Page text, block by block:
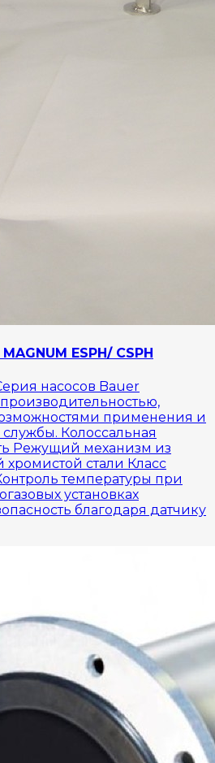
ESPH/ CSPH
насосов Bauer
применения и
Колоссальная
Режущий механизм из
хромистой стали Класс
температуры при
установках
благодаря датчику